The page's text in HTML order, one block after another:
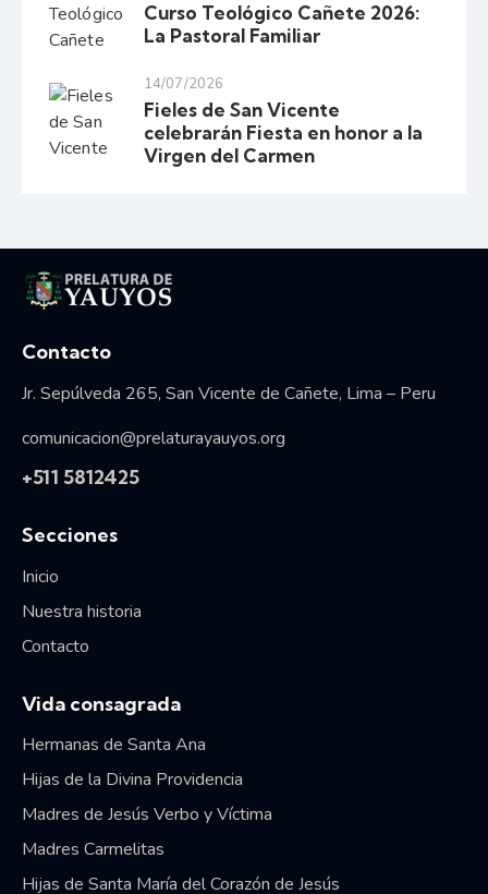
Curso Teológico Cañete 2026:
La Pastoral Familiar
14/07/2026
Fieles de San Vicente
celebrarán Fiesta en honor a la
Virgen del Carmen
Vida consagrada
Contacto
Jr. Sepúlveda 265, San Vicente de Cañete, Lima – Peru
comunicacion@prelaturayauyos.org
+511 5812425
Secciones
Inicio
Nuestra historia
Contacto
Vida consagrada
Hermanas de Santa Ana
Hijas de la Divina Providencia
Madres de Jesús Verbo y Víctima
Madres Carmelitas
Hijas de Santa María del Corazón de Jesús